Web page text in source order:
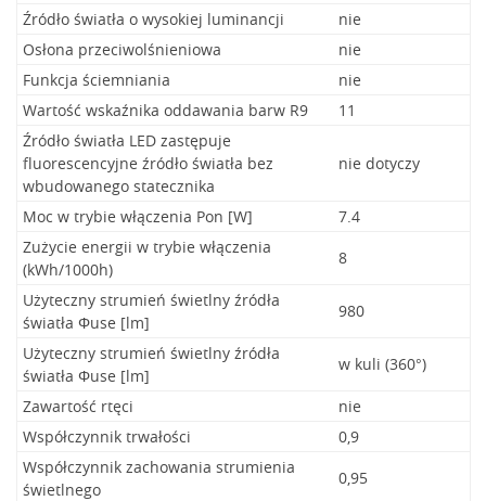
Źródło światła o wysokiej luminancji
nie
Osłona przeciwolśnieniowa
nie
Funkcja ściemniania
nie
Wartość wskaźnika oddawania barw R9
11
Źródło światła LED zastępuje
fluorescencyjne źródło światła bez
wbudowanego statecznika
nie dotyczy
Moc w trybie włączenia Pon [W]
7.4
Zużycie energii w trybie włączenia
(kWh/1000h)
8
Użyteczny strumień świetlny źródła
światła Φuse [lm]
980
Użyteczny strumień świetlny źródła
światła Φuse [lm]
w kuli (360°)
Zawartość rtęci
nie
Współczynnik trwałości
0,9
Współczynnik zachowania strumienia
świetlnego
0,95